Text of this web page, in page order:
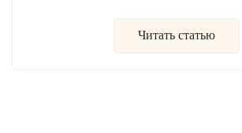
Читать статью